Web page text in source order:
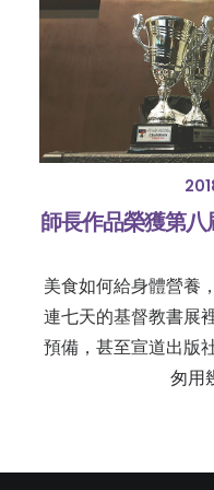
師長作品榮獲第八
美食如何給身體營養
連七天的基督教書展
預備，甚至宣道出版
匆用